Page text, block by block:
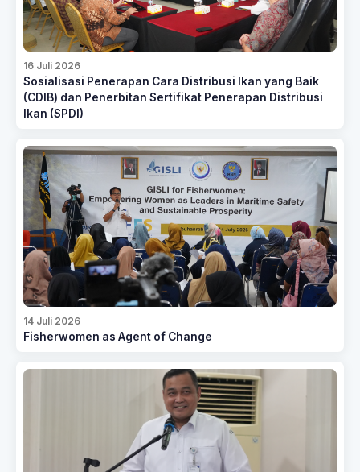
16 Juli 2026
Sosialisasi Penerapan Cara Distribusi Ikan yang Baik
(CDIB) dan Penerbitan Sertifikat Penerapan Distribusi
Ikan (SPDI)
14 Juli 2026
Fisherwomen as Agent of Change